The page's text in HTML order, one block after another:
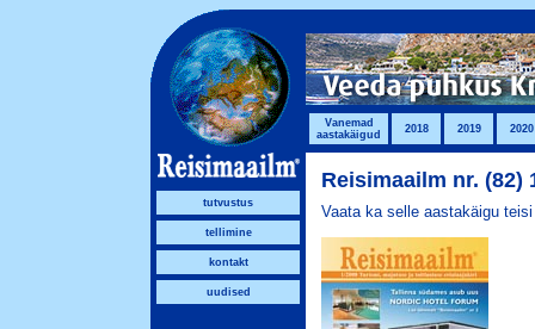
Vanemad
aastakäigud
2018 2019 2020
tutvustus
tellimine
kontakt
uudised
Reisimaailm nr. (82)
Vaata ka selle aastakäigu